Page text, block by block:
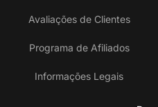
Avaliações de Clientes
Programa de Afiliados
Informações Legais